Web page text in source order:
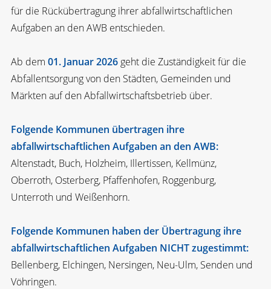
für die Rückübertragung ihrer abfallwirtschaftlichen
Aufgaben an den AWB entschieden.
Ab dem 01. Januar 2026geht die Zuständigkeit für die
Abfallentsorgung von den Städten, Gemeinden und
Märkten auf den Abfallwirtschaftsbetrieb über.
Folgende Kommunen übertragen ihre
abfallwirtschaftlichen Aufgaben an den AWB:
Altenstadt, Buch, Holzheim, Illertissen, Kellmünz,
Oberroth, Osterberg, Pfaffenhofen, Roggenburg,
Unterroth und Weißenhorn.
Folgende Kommunen haben der Übertragung ihre
abfallwirtschaftlichen Aufgaben NICHT zugestimmt:
Bellenberg, Elchingen, Nersingen, Neu-Ulm, Senden und
Vöhringen.